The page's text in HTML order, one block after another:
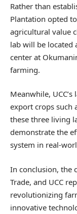
Rather than
Plantation opted
agricultural value
lab will be located
center at
farming.
Meanwhile,
export crops such
these three living
demonstrate the
system in real-
In conclusion, the
Trade, and UCC
revolutionizing
innovative